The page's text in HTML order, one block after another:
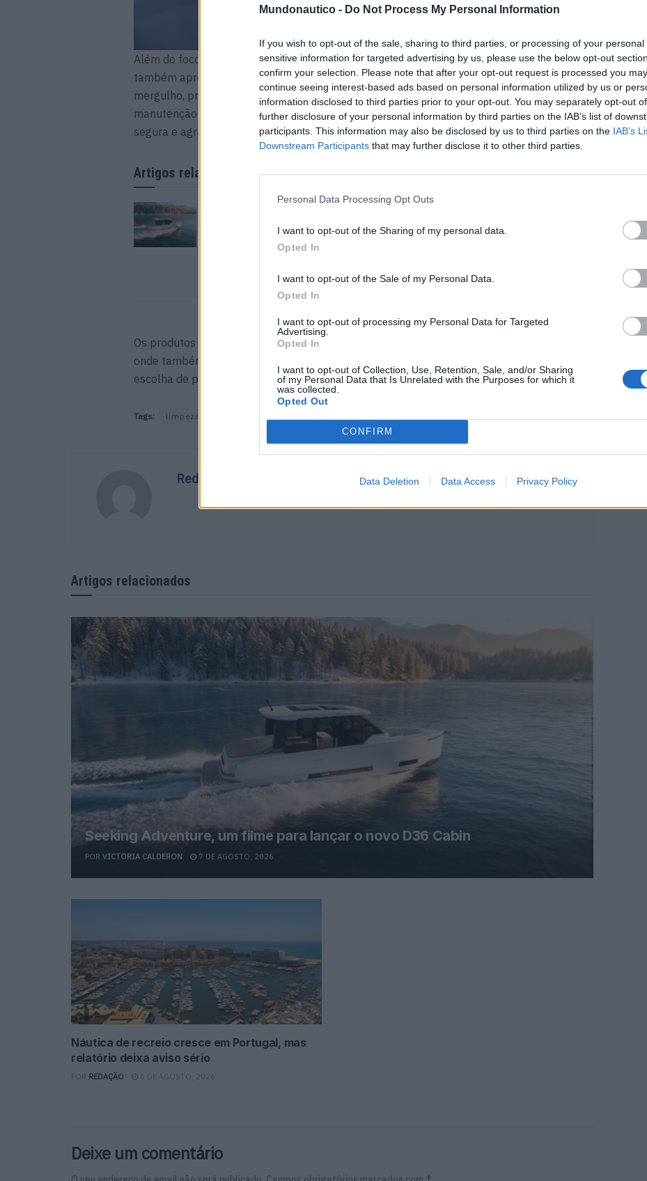
Mundonautico - Do Not Process My Personal Information
If you wish to opt-out of the sale, sharing to third parties, or processing of your personal
sensitive information for targeted advertising by us, please use the below opt-out
confirm your selection. Please note that after your opt-out request is processed you may
continue seeing interest-based ads based on personal information utilized by us or
information disclosed to third parties prior to your opt-out. You may separately opt-out
further disclosure of your personal information by third parties on the IAB’s list of
participants. This information may also be disclosed by us to third parties on the IAB’s
Downstream Participants that may further disclose it to other third parties.
Personal Data Processing Opt Outs
I want to opt-out of the Sharing of my personal data.
Opted In
I want to opt-out of the Sale of my Personal Data.
Opted In
I want to opt-out of processing my Personal Data for Targeted
Advertising.
Opted In
I want to opt-out of Collection, Use, Retention, Sale, and/or Sharing
of my Personal Data that Is Unrelated with the Purposes for which it
was collected.
Opted Out
CONFIRM
Data Deletion Data Access Privacy Policy
Além do foco da empresa estar nas necessidades específicas das embarcações, a marca
também apresenta soluções para equipamentos e acessórios relacionados, como fatos de
mergulho, pranchas, carretos e coletes salva-vidas. Esta abordagem pretende garantir a
manutenção completa e eficaz de todos os elementos essenciais para uma experiência
segura e agradável no mar.
Artigos relacionados
deixa aviso sério
Os produtos da NAVTEC estão disponíveis para compra direta no
onde também está disponibilizado um
escolha de produtos conforme as suas necessidades específica.
Tags: limpeza para embarcações
Redação
Artigos relacionados
Seeking Adventure, um filme para lançar o novo D36 Cabin
POR VICTORIA CALDERON 7 DE AGOSTO, 2026
Náutica de recreio cresce em Portugal, mas
relatório deixa aviso sério
REDAÇÃO 6 DE AGOSTO, 2026
Deixe um comentário